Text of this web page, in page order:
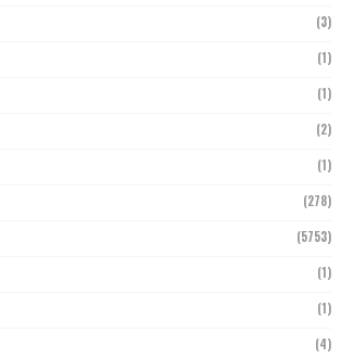
(3)
(1)
(1)
(2)
(1)
(278)
(5753)
(1)
(1)
(4)